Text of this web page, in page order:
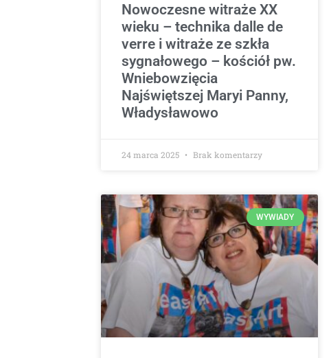
Nowoczesne witraże XX
wieku – technika dalle de
verre i witraże ze szkła
sygnałowego – kościół pw.
Wniebowzięcia
Najświętszej Maryi Panny,
Władysławowo
24 marca 2025 Brak komentarzy
WYWIADY